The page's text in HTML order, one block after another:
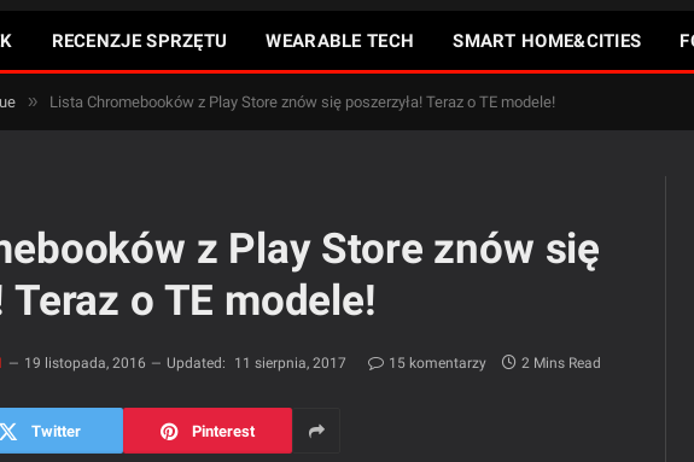
RECENZJE SPRZĘTU WEARABLE TECH SMART HOME&CITIES
» Lista Chromebooków z Play Store znów się poszerzyła! Teraz o TE modele!
z Play Store znów się
Teraz o TE modele!
19 listopada, 2016 Updated: 11 sierpnia, 2017 15 komentarzy 2 Mins Read
Twitter Pinterest